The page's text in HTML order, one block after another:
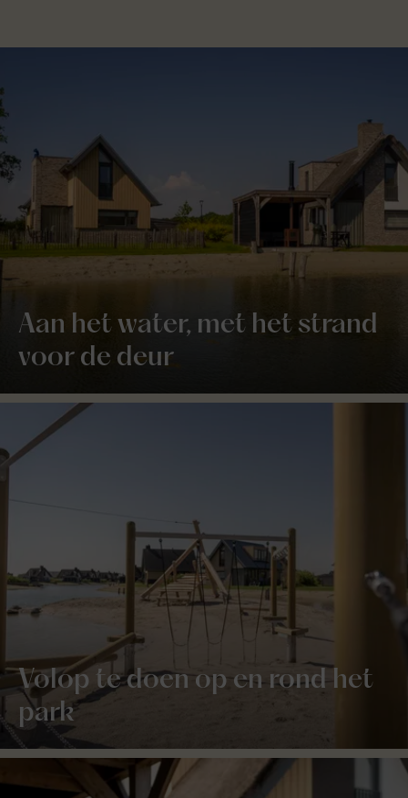
Aan het water, met het strand
voor de deur
Volop te doen op en rond het
park